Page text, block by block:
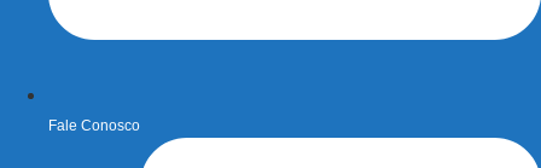
Fale Conosco